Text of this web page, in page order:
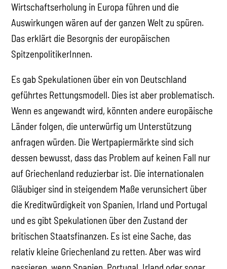
Wirtschaftserholung in Europa führen und die
Auswirkungen wären auf der ganzen Welt zu spüren.
Das erklärt die Besorgnis der europäischen
SpitzenpolitikerInnen.
Es gab Spekulationen über ein von Deutschland
geführtes Rettungsmodell. Dies ist aber problematisch.
Wenn es angewandt wird, könnten andere europäische
Länder folgen, die unterwürfig um Unterstützung
anfragen würden. Die Wertpapiermärkte sind sich
dessen bewusst, dass das Problem auf keinen Fall nur
auf Griechenland reduzierbar ist. Die internationalen
Gläubiger sind in steigendem Maße verunsichert über
die Kreditwürdigkeit von Spanien, Irland und Portugal
und es gibt Spekulationen über den Zustand der
britischen Staatsfinanzen. Es ist eine Sache, das
relativ kleine Griechenland zu retten. Aber was wird